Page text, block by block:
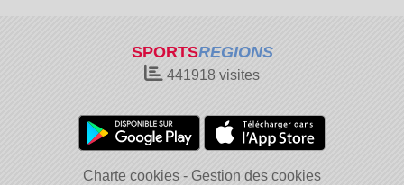
SPORTSREGIONS
441918 visites
Charte cookies Gestion des cookies